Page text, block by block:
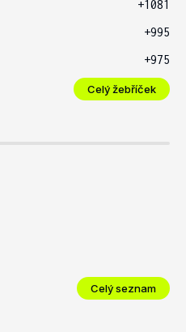
+1081
+995
+975
Celý žebříček
Celý seznam